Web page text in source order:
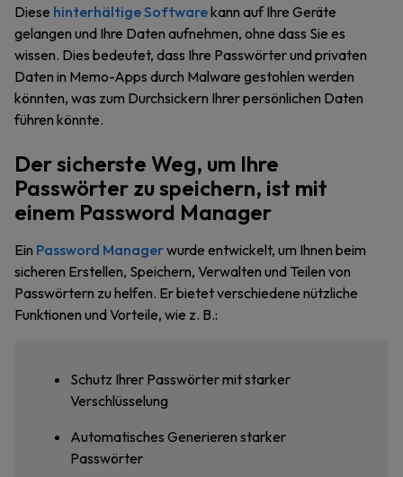
Diese hinterhältige Softwarekann auf Ihre Geräte
gelangen und Ihre Daten aufnehmen, ohne dass Sie es
wissen. Dies bedeutet, dass Ihre Passwörter und privaten
Daten in Memo-Apps durch Malware gestohlen werden
könnten, was zum Durchsickern Ihrer persönlichen Daten
führen könnte.
Der sicherste Weg, um Ihre
Passwörter zu speichern, ist mit
einem Password Manager
Ein Password Managerwurde entwickelt, um Ihnen beim
sicheren Erstellen, Speichern, Verwalten und Teilen von
Passwörtern zu helfen. Er bietet verschiedene nützliche
Funktionen und Vorteile, wie z. B.:
Schutz Ihrer Passwörter mit starker
Verschlüsselung
Automatisches Generieren starker
Passwörter